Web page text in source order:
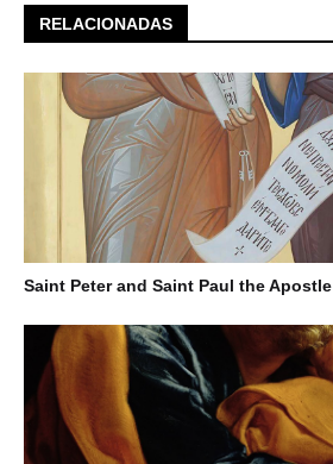
RELACIONADAS
Saint Peter and Saint Paul the Apostle